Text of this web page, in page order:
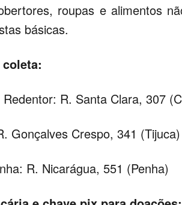
roupas e alimentos
básicas.
R. Santa Clara, 307
Gonçalves Crespo, 341 (Tijuca)
R. Nicarágua, 551 (Penha)